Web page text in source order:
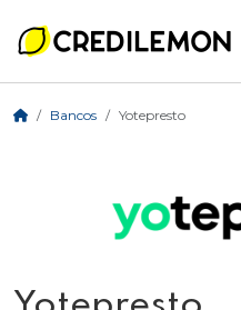
Bancos Yotepresto